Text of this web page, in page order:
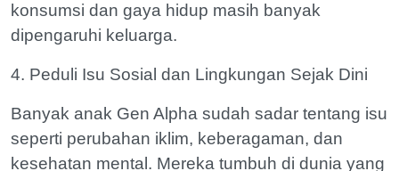
konsumsi dan gaya hidup masih banyak
dipengaruhi keluarga.
4. Peduli Isu Sosial dan Lingkungan Sejak Dini
Banyak anak Gen Alpha sudah sadar tentang isu
seperti perubahan iklim, keberagaman, dan
kesehatan mental. Mereka tumbuh di dunia yang